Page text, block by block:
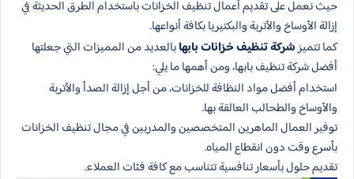
حيث نعمل على تقديم أعمال تنظيف الخزانات باستخدام الطرق الحديثة في
إزالة الأوساخ والأتربة والبكتيريا بكافة أنواعها.
كما تتميزشركة تنظيف خزانات بابهابالعديد من المميزات التي جعلتها
أفضل شركة تنظيف بابها، ومن أهمها ما يلي:
استخدام أفضل مواد النظافة للخزانات، من أجل إزالة الصدأ والأتربة
والأوساخ والطحالب العالقة بها.
توفير العمال الماهرين المتخصصين والمدربين في مجال تنظيف الخزانات
بأسرع وقت دون انقطاع المياه.
تقديم حلول بأسعار تنافسية تتناسب مع كافة فئات العملاء.